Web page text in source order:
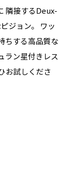
隣接するDeux-
ジョン。 ワッ
ちする高品質な
ラン星付きレス
お試しくださ